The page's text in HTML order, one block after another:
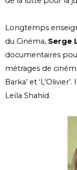
Longtemps
du Cinéma, Serge
documentaires
métrages de
Barka’ et
Leïla Shahid.